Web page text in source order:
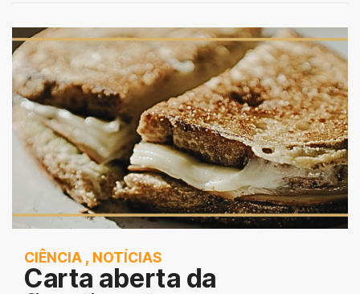
CIÊNCIA , NOTÍCIAS
Carta aberta da